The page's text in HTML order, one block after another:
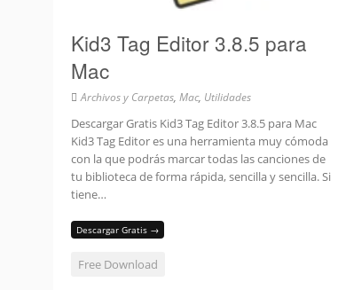
Kid3 Tag Editor 3.8.5 para
Mac
Archivos y Carpetas,Mac, Utilidades
Descargar Gratis Kid3 Tag Editor 3.8.5 para Mac
Kid3 Tag Editor es una herramienta muy cómoda
con la que podrás marcar todas las canciones de
tu biblioteca de forma rápida, sencilla y sencilla. Si
tiene…
Descargar Gratis →
Free Download